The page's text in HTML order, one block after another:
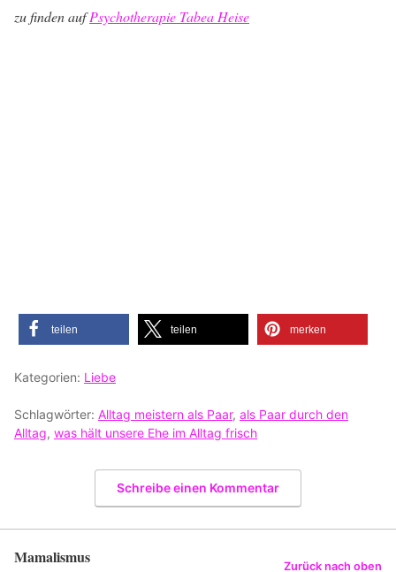
zu finden aufPsychotherapie Tabea Heise
teilen teilen merken
Kategorien: Liebe
Schlagwörter: Alltag meistern als Paar, als Paar durch den
Alltag, was hält unsere Ehe im Alltag frisch
Schreibe einen Kommentar
Mamalismus Zurück nach oben